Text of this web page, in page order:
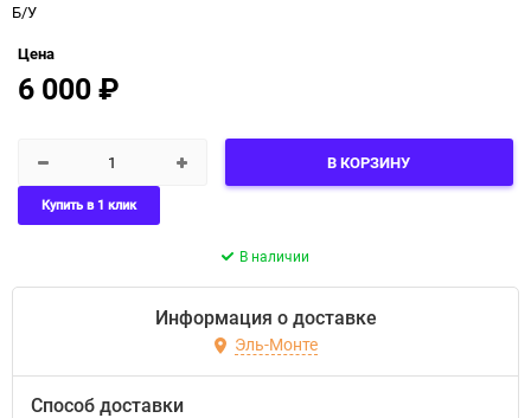
Б/У
Цена
6 000₽
В КОРЗИНУ
Купить в 1 клик
В наличии
Информация о доставке
Эль-Монте
Способ доставки